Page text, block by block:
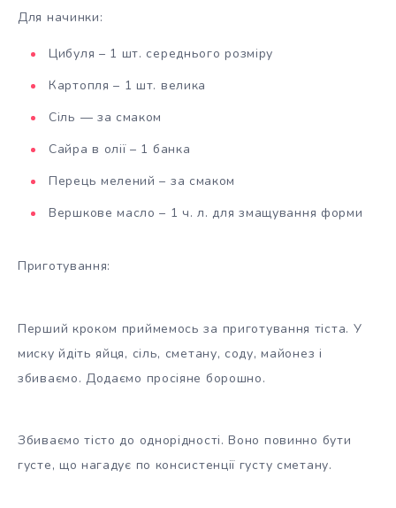
Для начинки:
Цибуля – 1 шт. середнього розміру
Картопля – 1 шт. велика
Сіль — за смаком
Сайра в олії – 1 банка
Перець мелений – за смаком
Вершкове масло – 1 ч. л. для змащування форми
Приготування:
Перший кроком приймемось за приготування тіста. У
миску йдіть яйця, сіль, сметану, соду, майонез і
збиваємо. Додаємо просіяне борошно.
Збиваємо тісто до однорідності. Воно повинно бути
густе, що нагадує по консистенції густу сметану.